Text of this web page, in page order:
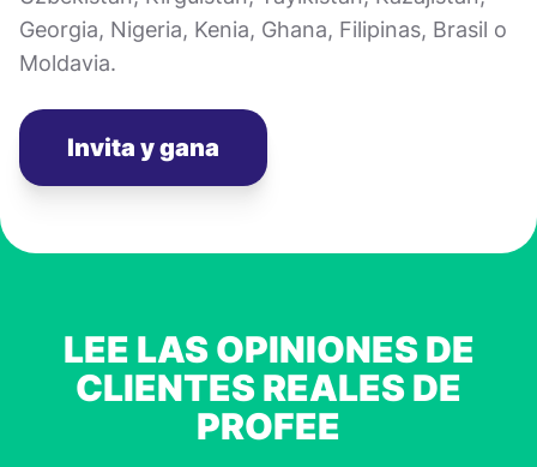
Georgia, Nigeria, Kenia, Ghana, Filipinas, Brasil o
Moldavia.
Invita y gana
LEE LAS OPINIONES DE
CLIENTES REALES DE
PROFEE